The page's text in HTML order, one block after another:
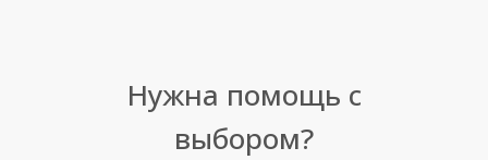
Нужна помощь с
выбором?